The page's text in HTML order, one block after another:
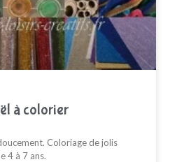
à colorier
Coloriage de jolis
4 à 7 ans.